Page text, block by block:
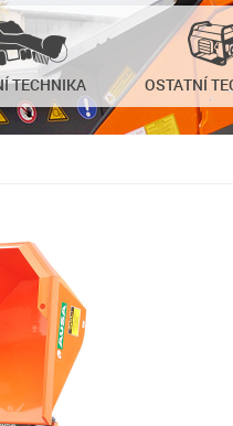
TECHNIKA OSTATNÍ